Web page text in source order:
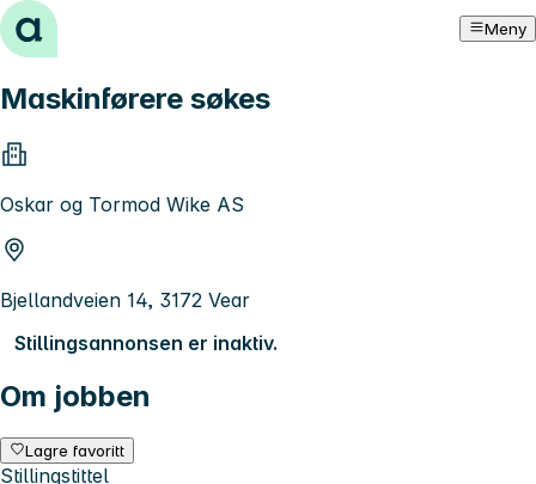
Hopp til innhold Meny
Maskinførere søkes
Oskar og Tormod Wike AS
Bjellandveien 14, 3172 Vear
Stillingsannonsen er inaktiv.
Om jobben
Lagre favoritt
Stillingstittel